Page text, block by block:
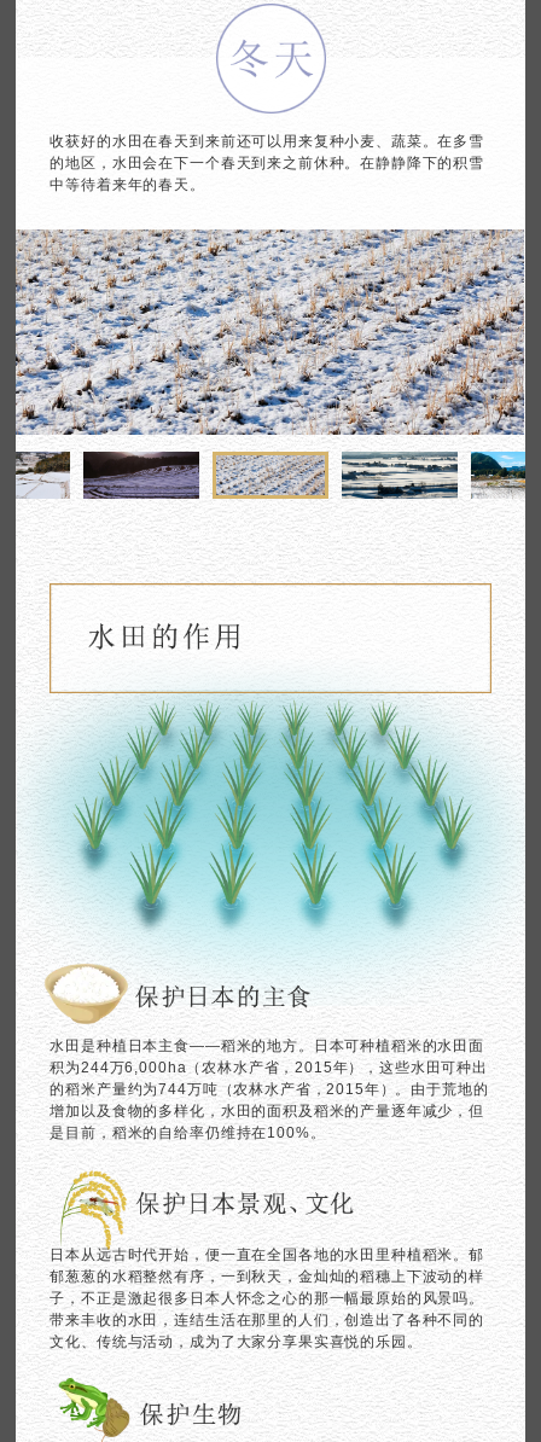
收获好的水田在春天到来前还可以用来复种小麦、 蔬菜。在多雪
的地区，水田会在下一个春天到来之前休种。在静静降下的积雪
中等待着来年的春天。
水田是种植日本主食——稻米的地方。日本可种植稻米的水田面
积为244万6,000ha（农林水产省，2015年），这些水田可种出
的稻米产量约为744万吨（农林水产省，2015年）。由于荒地的
增加以及食物的多样化，水田的面积及稻米的产量逐年减少，但
是目前，稻米的自给率仍维持在100%。
日本从远古时代开始，便一直在全国各地的水田里种植稻米。郁
郁葱葱的水稻整然有序，一到秋天，金灿灿的稻穗上下波动的样
子，不正是激起很多日本人怀念之心的那一幅最原始的风景吗。
带来丰收的水田，连结生活在那里的人们，创造出了各种不同的
文化、传统与活动，成为了大家分享果实喜悦的乐园。